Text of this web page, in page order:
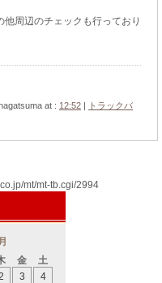
周辺のチェックも行っており
at : 12:52 |
トラックバ
mt/mt-tb.cgi/2994
金
土
3
4